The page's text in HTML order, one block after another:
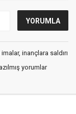
inançlara saldırı
yorumlar